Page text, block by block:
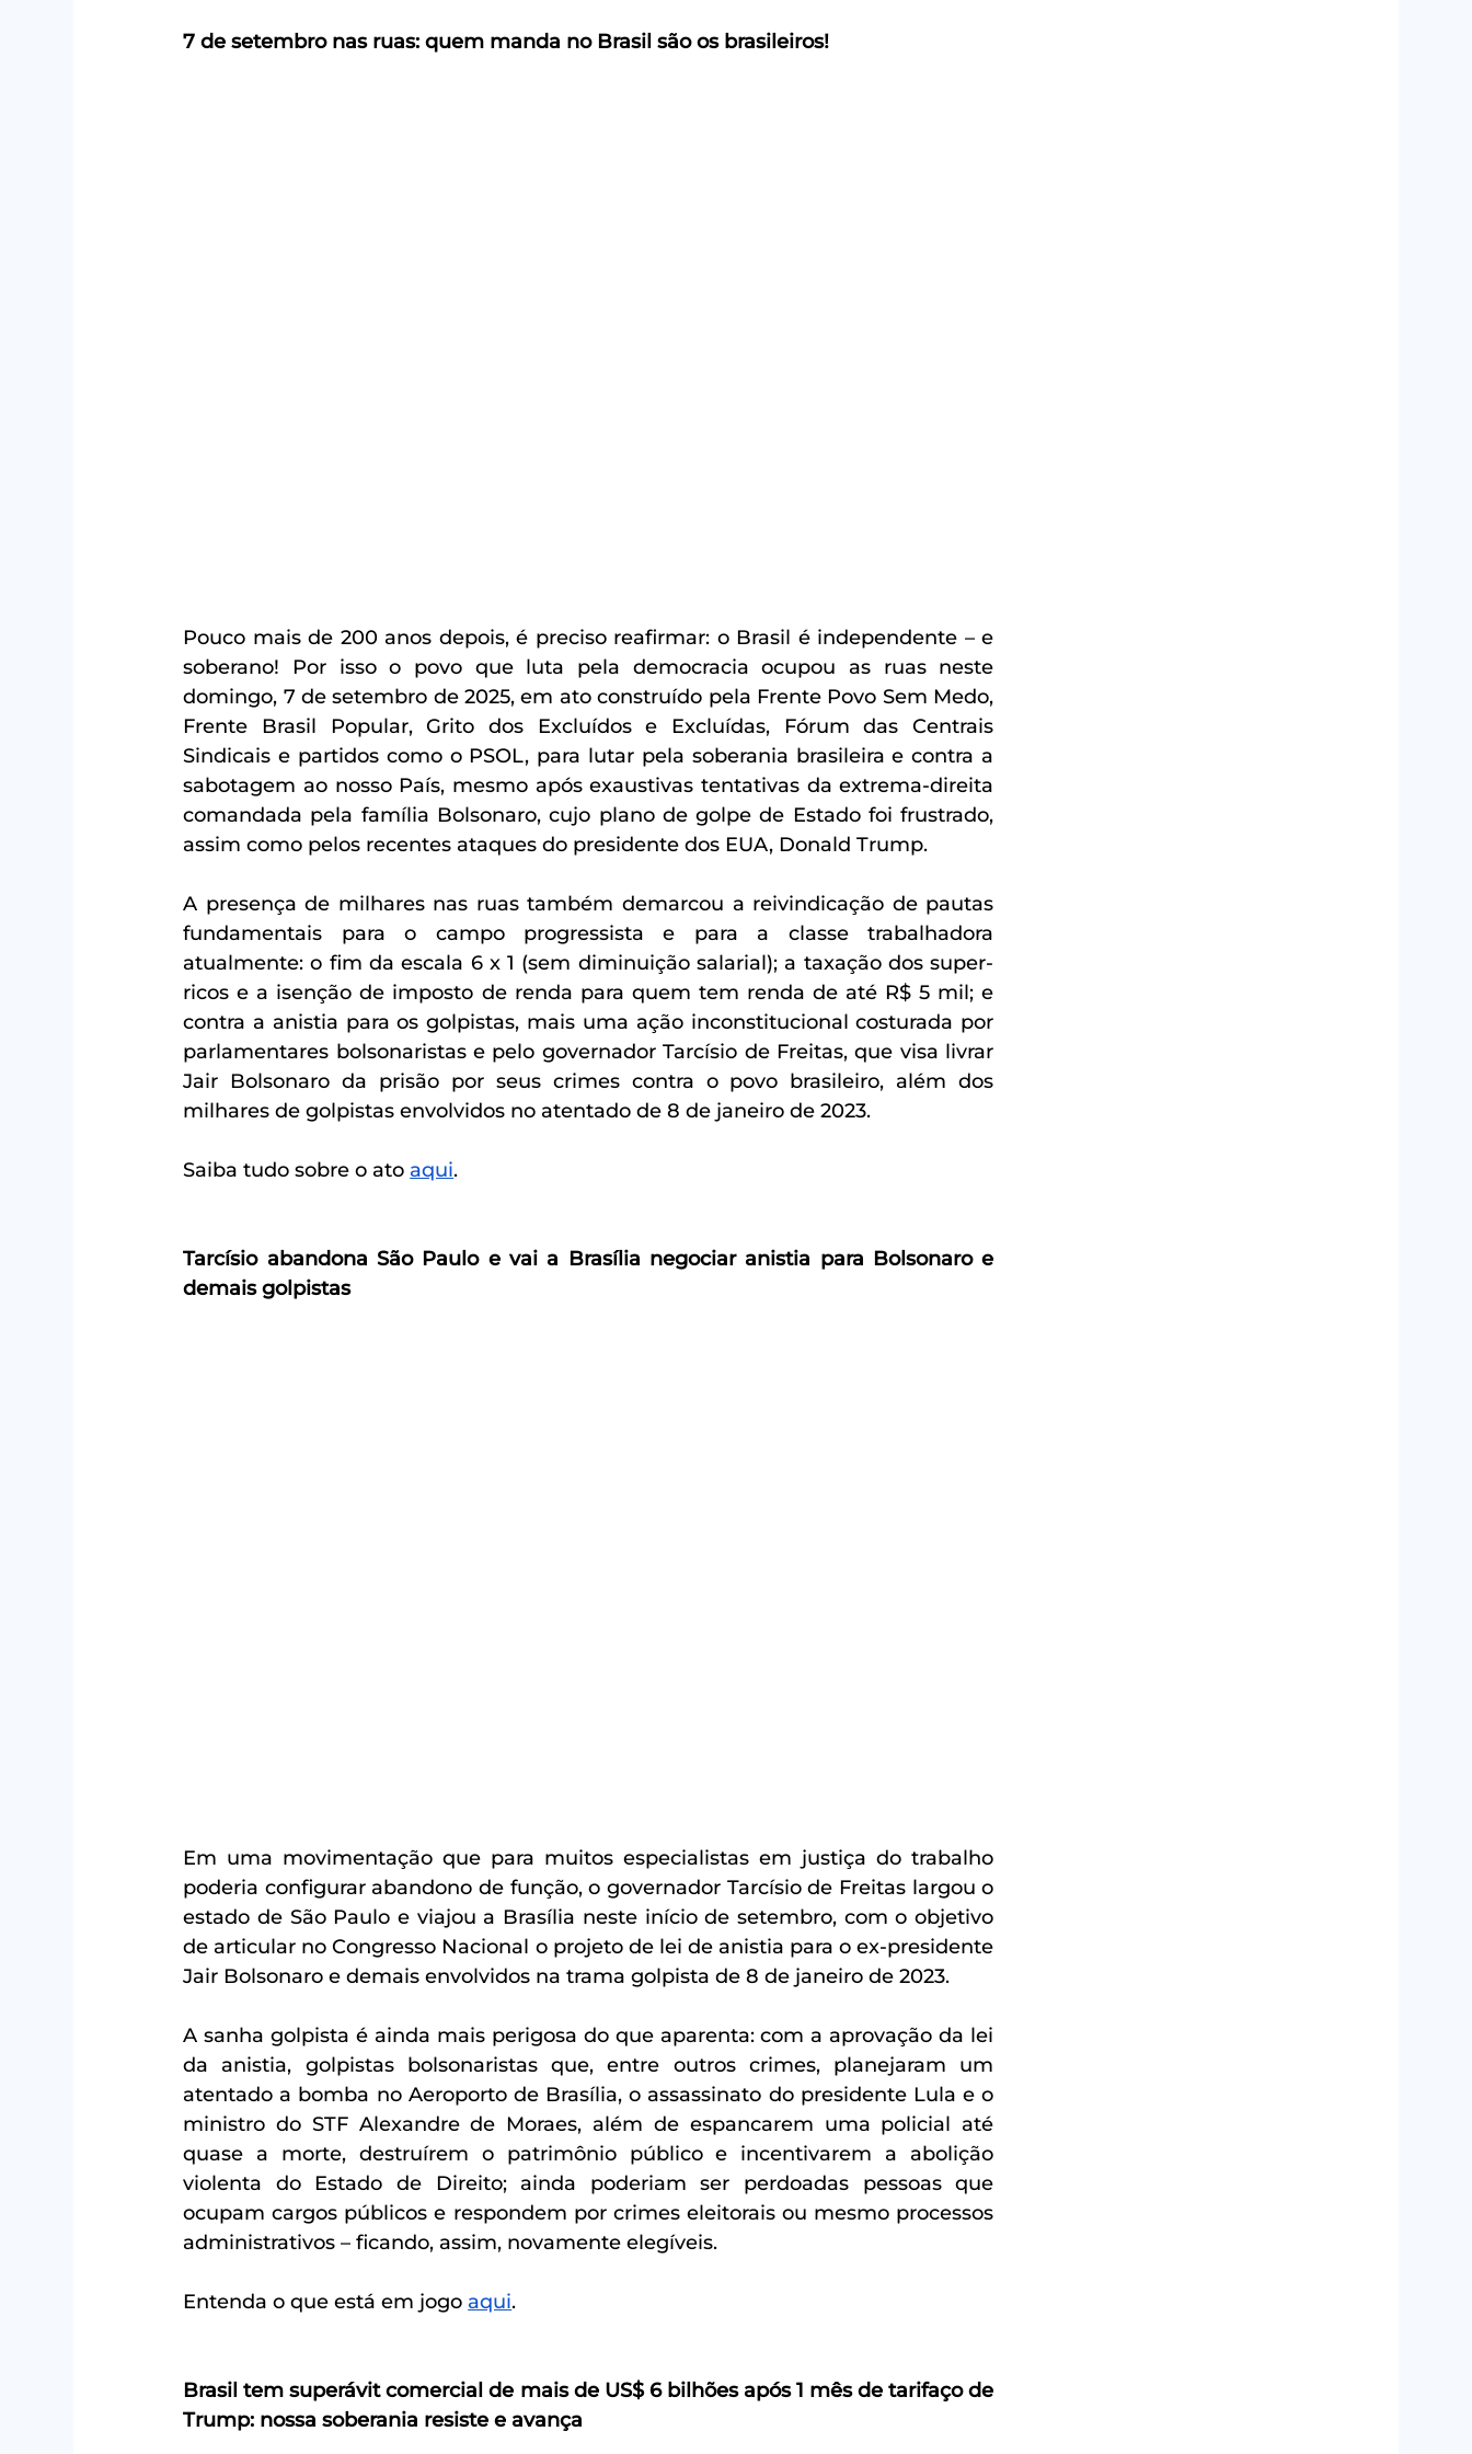
7 de setembro nas ruas: quem manda no Brasil são os brasileiros!
Pouco mais de 200 anos depois, é preciso reafirmar: o Brasil é independente – e
soberano! Por isso o povo que luta pela democracia ocupou as ruas neste
domingo, 7 de setembro de 2025, em ato construído pela Frente Povo Sem Medo,
Frente Brasil Popular, Grito dos Excluídos e Excluídas, Fórum das Centrais
Sindicais e partidos como o PSOL, para lutar pela soberania brasileira e contra a
sabotagem ao nosso País, mesmo após exaustivas tentativas da extrema-direita
comandada pela família Bolsonaro, cujo plano de golpe de Estado foi frustrado,
assim como pelos recentes ataques do presidente dos EUA, Donald Trump.
A presença de milhares nas ruas também demarcou a reivindicação de pautas
fundamentais para o campo progressista e para a classe trabalhadora
atualmente: o fim da escala 6 x 1 (sem diminuição salarial); a taxação dos super-
ricos e a isenção de imposto de renda para quem tem renda de até R$ 5 mil; e
contra a anistia para os golpistas, mais uma ação inconstitucional costurada por
parlamentares bolsonaristas e pelo governador Tarcísio de Freitas, que visa livrar
Jair Bolsonaro da prisão por seus crimes contra o povo brasileiro, além dos
milhares de golpistas envolvidos no atentado de 8 de janeiro de 2023.
Saiba tudo sobre o ato aqui.
Tarcísio abandona São Paulo e vai a Brasília negociar anistia para Bolsonaro e
demais golpistas
Em uma movimentação que para muitos especialistas em justiça do trabalho
poderia configurar abandono de função, o governador Tarcísio de Freitas largou o
estado de São Paulo e viajou a Brasília neste início de setembro, com o objetivo
de articular no Congresso Nacional o projeto de lei de anistia para o ex-presidente
Jair Bolsonaro e demais envolvidos na trama golpista de 8 de janeiro de 2023.
A sanha golpista é ainda mais perigosa do que aparenta: com a aprovação da lei
da anistia, golpistas bolsonaristas que, entre outros crimes, planejaram um
atentado a bomba no Aeroporto de Brasília, o assassinato do presidente Lula e o
ministro do STF Alexandre de Moraes, além de espancarem uma policial até
quase a morte, destruírem o patrimônio público e incentivarem a abolição
violenta do Estado de Direito; ainda poderiam ser perdoadas pessoas que
ocupam cargos públicos e respondem por crimes eleitorais ou mesmo processos
administrativos – ficando, assim, novamente elegíveis.
Entenda o que está em jogo aqui.
Brasil tem superávit comercial de mais de US$ 6 bilhões após 1 mês de tarifaço de
Trump: nossa soberania resiste e avança